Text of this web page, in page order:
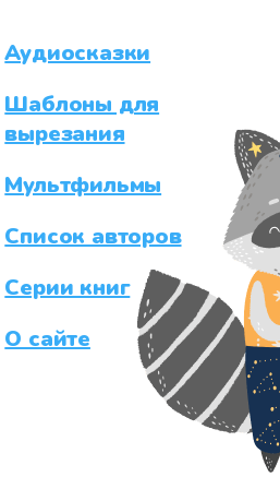
Аудиосказки
Шаблоны для
вырезания
Мультфильмы
Список авторов
Серии книг
О сайте